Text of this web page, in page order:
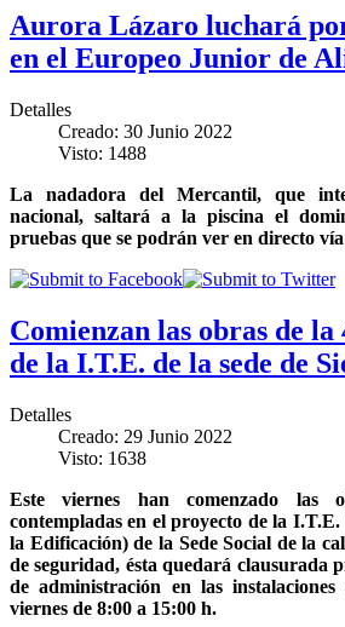
Aurora Lázaro luchará
en el Europeo Junior de
Detalles
Creado: 30 Junio 2022
Visto: 1488
La nadadora del Mercantil, que
nacional, saltará a la piscina el
pruebas que se podrán ver en directo
Comienzan las obras de la
de la I.T.E. de la sede de
Detalles
Creado: 29 Junio 2022
Visto: 1638
Este viernes han comenzado
contempladas en el proyecto de la
la Edificación) de la Sede Social de la
de seguridad, ésta quedará clausurada
de administración en las
viernes de 8:00 a 15:00 h.